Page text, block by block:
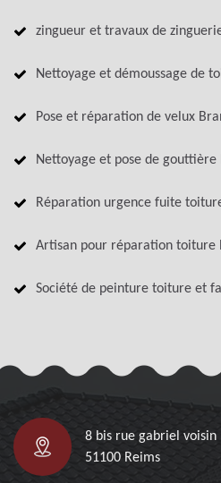
zingueur et travaux de
Nettoyage et démoussage de
Pose et réparation de velux
Nettoyage et pose de
Réparation urgence fuite
Artisan pour réparation toiture
Société de peinture toiture et
8 bis rue gabriel voisin
51100 Reims